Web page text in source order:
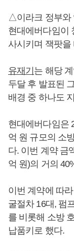
△이라크 정부와
현대에버다임이
사시키며 잭팟을
유재기는 해당
두달 후 발표된
배경 중 하나도
현대에버다임은
억 원 규모의 소
다. 이번 계약 금
억 원)의 거의
이번 계약에 따
굴절차 16대, 펌
를 비롯해 소방
납품키로 했다.